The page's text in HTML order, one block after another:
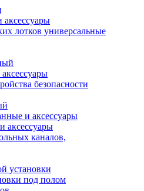
лотков универсальные
безопасности
и аксессуары
аксессуары
каналов,
установки
под полом